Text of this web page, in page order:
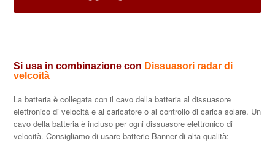
Si usa in combinazione con Dissuasori radar di
velcoità
La batteria è collegata con il cavo della batteria al dissuasore
elettronico di velocità e al caricatore o al controllo di carica solare. Un
cavo della batteria è incluso per ogni dissuasore elettronico di
velocità. Consigliamo di usare batterie Banner di alta qualità: